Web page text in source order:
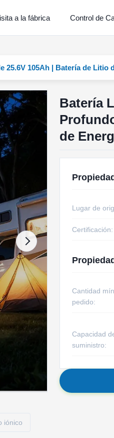
a la fábrica Control de
25.6V 105Ah | Batería de
Batería
de
Lugar de
Certificación:
Cantidad
pedido:
Capacidad
suministro:
iónico